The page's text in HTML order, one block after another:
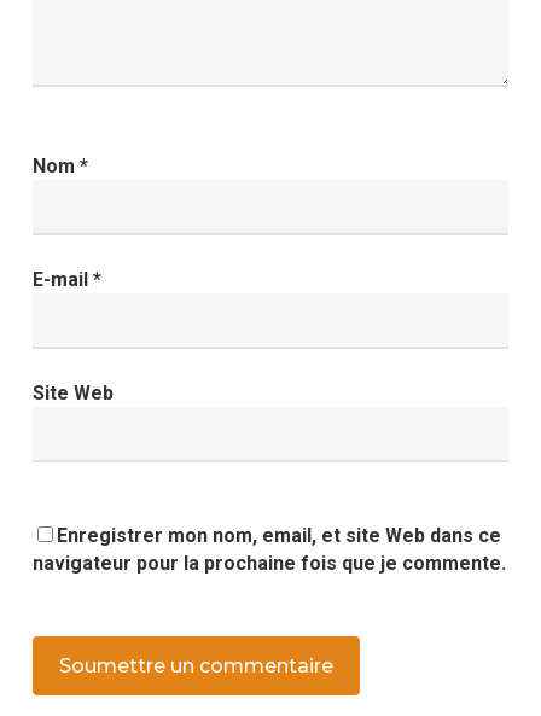
Nom *
E-mail *
Site Web
Enregistrer mon nom, email, et site Web dans ce
navigateur pour la prochaine fois que je commente.